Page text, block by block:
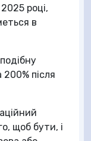
році,
в
після
щоб бути, і